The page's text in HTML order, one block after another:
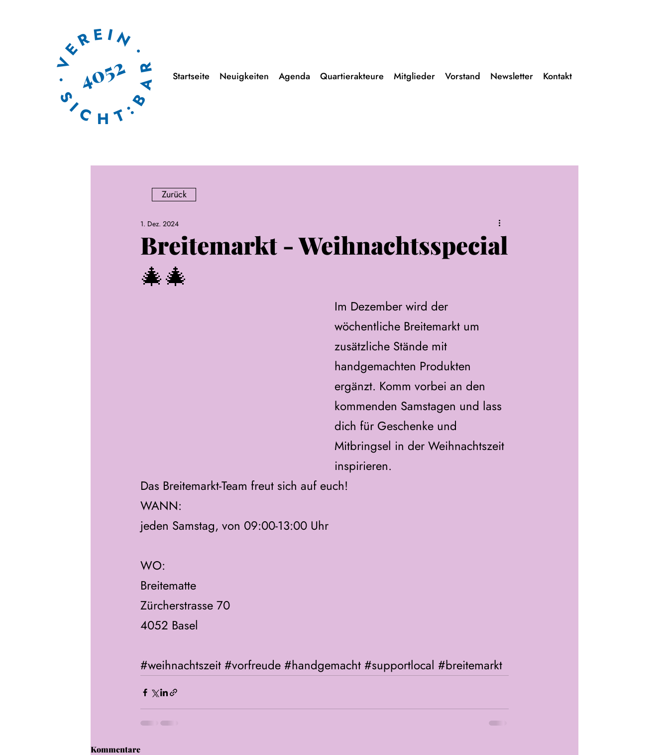
Startseite Neuigkeiten Agenda Quartierakteure Mitglieder Vorstand Newsletter Kontakt
Zurück
Breitemarkt - Weihnachtsspecial
🎄🎄
1. Dez. 2024
Im Dezember wird der
wöchentliche Breitemarkt um
zusätzliche Stände mit
handgemachten Produkten
ergänzt. Komm vorbei an den
kommenden Samstagen und lass
dich für Geschenke und
Mitbringsel in der Weihnachtszeit
inspirieren.
Das Breitemarkt-Team freut sich auf euch!
WANN:
jeden Samstag, von 09:00-13:00 Uhr
WO:
Breitematte
Zürcherstrasse 70
4052 Basel
#weihnachtszeit #vorfreude #handgemacht #supportlocal #breitemarkt
Kommentare